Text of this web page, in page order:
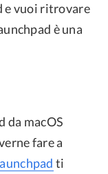
e vuoi ritrovare
è una
da macOS
fare a
ti